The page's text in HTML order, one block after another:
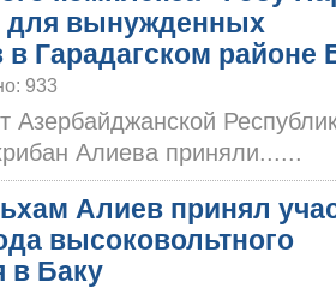
для вынужденных
в Гарадагском районе
933
Азербайджанской
Алиева приняли......
Алиев принял
высоковольтного
в Баку